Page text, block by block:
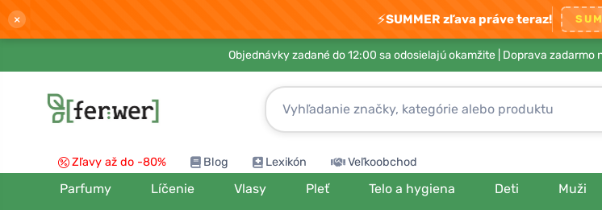
× ⚡SUMMER zľava práve teraz!
Objednávky zadané do 12:00 sa odosielajú okamžite | Doprava zadarmo
Zľavy až do -80% Blog Lexikón Veľkoobchod
Parfumy Líčenie Vlasy Pleť Telo a hygiena Deti Muži